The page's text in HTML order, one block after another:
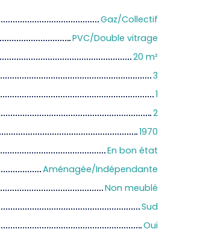
Gaz/Collectif
PVC/Double vitrage
20 m²
3
1
2
1970
En bon état
Aménagée/Indépendante
Non meublé
Sud
Oui